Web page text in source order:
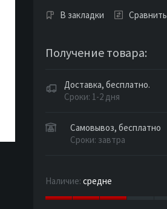
В закладки Сравнить
Получение товара:
Доставка, бесплатно.
Сроки: 1-2 дня
Самовывоз, бесплатно
Сроки: завтра
Наличие: средне